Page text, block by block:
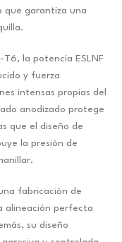
que garantiza una
la potencia ESLNF
y fuerza
intensas propias del
anodizado protege
que el diseño de
la presión de
fabricación de
alineación perfecta
su diseño